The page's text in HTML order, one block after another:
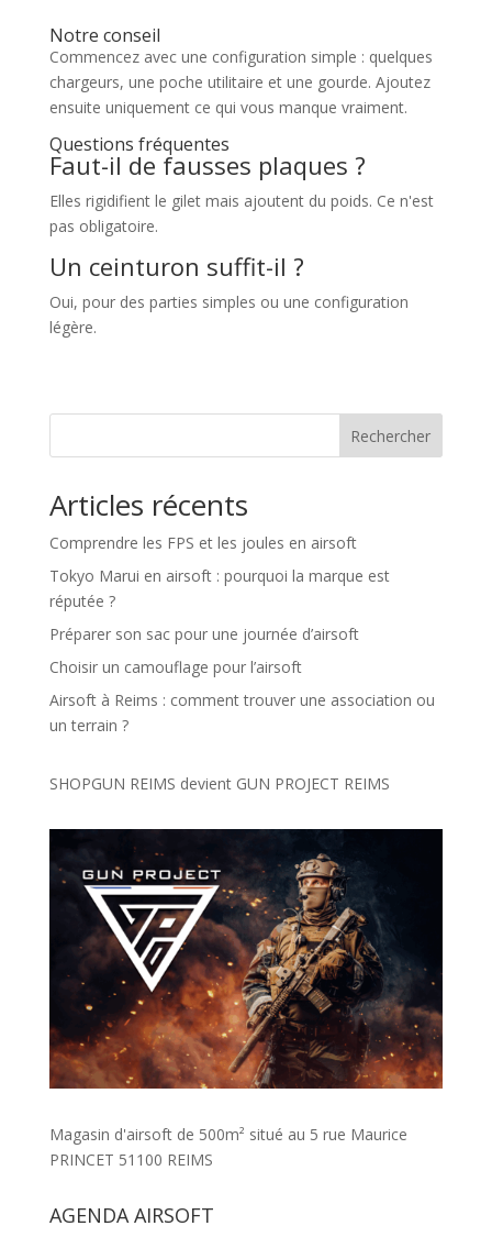
Notre conseil
Commencez avec une configuration simple : quelques
chargeurs, une poche utilitaire et une gourde. Ajoutez
ensuite uniquement ce qui vous manque vraiment.
Questions fréquentes
Faut-il de fausses plaques ?
Elles rigidifient le gilet mais ajoutent du poids. Ce n'est
pas obligatoire.
Un ceinturon suffit-il ?
Oui, pour des parties simples ou une configuration
légère.
Rechercher
Articles récents
Comprendre les FPS et les joules en airsoft
Tokyo Marui en airsoft : pourquoi la marque est
réputée ?
Préparer son sac pour une journée d’airsoft
Choisir un camouflage pour l’airsoft
Airsoft à Reims : comment trouver une association ou
un terrain ?
SHOPGUN REIMS devient GUN PROJECT REIMS
Magasin d'airsoft de 500m² situé au 5 rue Maurice
PRINCET 51100 REIMS
AGENDA AIRSOFT